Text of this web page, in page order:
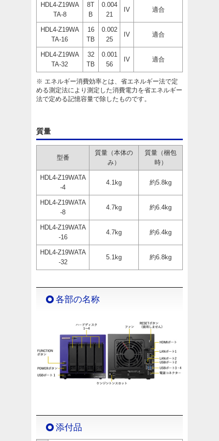
HDL4-Z19WA
TA-8
8T
B
0.004
21
IV 適合
HDL4-Z19WA
TA-16
16
TB
0.002
25
IV 適合
HDL4-Z19WA
TA-32
32
TB
0.001
56
IV 適合
※ エネルギー消費効率とは、省エネルギー法で定
める測定法により測定した消費電力を省エネルギー
法で定める記憶容量で除したものです。
質量
型番
質量（本体の
み）
質量（梱包
時）
HDL4-Z19WATA
-4
4.1kg 約5.8kg
HDL4-Z19WATA
-8
4.7kg 約6.4kg
HDL4-Z19WATA
-16
4.7kg 約6.4kg
HDL4-Z19WATA
-32
5.1kg 約6.8kg
各部の名称
添付品